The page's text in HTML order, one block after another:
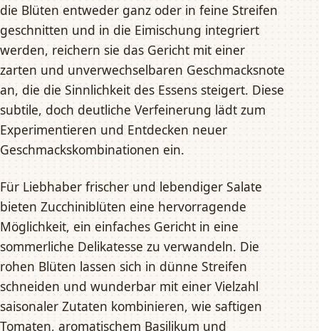
die Blüten entweder ganz oder in feine Streifen
geschnitten und in die Eimischung integriert
werden, reichern sie das Gericht mit einer
zarten und unverwechselbaren Geschmacksnote
an, die die Sinnlichkeit des Essens steigert. Diese
subtile, doch deutliche Verfeinerung lädt zum
Experimentieren und Entdecken neuer
Geschmackskombinationen ein.
Für Liebhaber frischer und lebendiger Salate
bieten Zucchiniblüten eine hervorragende
Möglichkeit, ein einfaches Gericht in eine
sommerliche Delikatesse zu verwandeln. Die
rohen Blüten lassen sich in dünne Streifen
schneiden und wunderbar mit einer Vielzahl
saisonaler Zutaten kombinieren, wie saftigen
Tomaten, aromatischem Basilikum und